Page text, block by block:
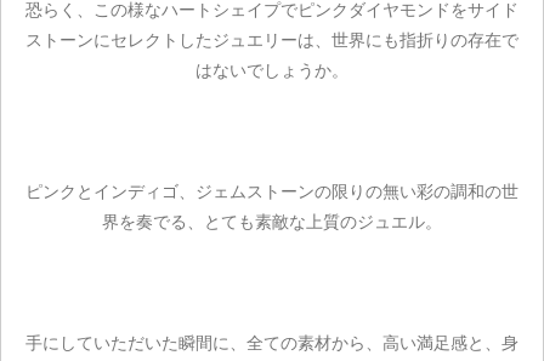
恐らく、この様なハートシェイプでピンクダイヤモンドをサイド
ストーンにセレクトしたジュエリーは、世界にも指折りの存在で
はないでしょうか。
ピンクとインディゴ、ジェムストーンの限りの無い彩の調和の世
界を奏でる、とても素敵な上質のジュエル。
手にしていただいた瞬間に、全ての素材から、高い満足感と、身